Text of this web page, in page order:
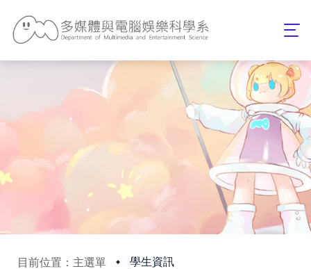
目前位置：主選單 學生資訊